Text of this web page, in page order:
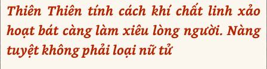
Thiên Thiên tính cách khí chất linh xảo
hoạt bát càng làm xiêu lòng người. Nàng
tuyệt không phải loại nữ tử